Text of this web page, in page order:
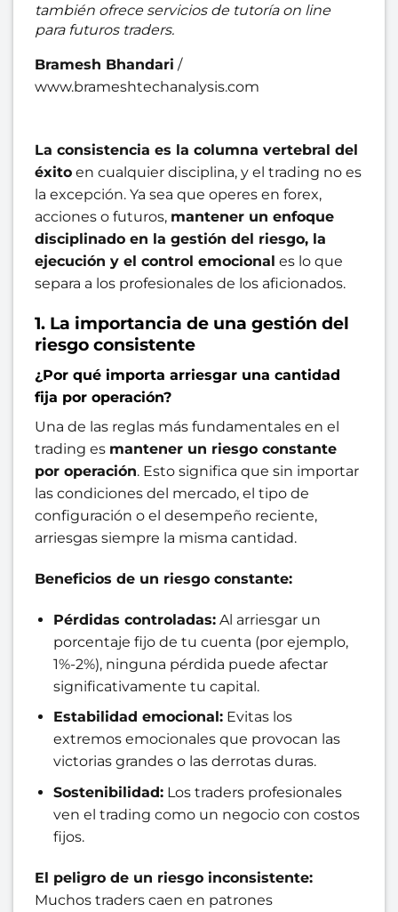
también ofrece servicios de tutoría on line
para futuros traders.
Bramesh Bhandari /
www.brameshtechanalysis.com
La consistencia es la columna vertebral del
éxito en cualquier disciplina, y el trading no es
la excepción. Ya sea que operes en forex,
acciones o futuros, mantener un enfoque
disciplinado en la gestión del riesgo, la
ejecución y el control emocional es lo que
separa a los profesionales de los aficionados.
1. La importancia de una gestión del
riesgo consistente
¿Por qué importa arriesgar una cantidad
fija por operación?
Una de las reglas más fundamentales en el
trading es mantener un riesgo constante
por operación. Esto significa que sin importar
las condiciones del mercado, el tipo de
configuración o el desempeño reciente,
arriesgas siempre la misma cantidad.
Beneficios de un riesgo constante:
Pérdidas controladas:Al arriesgar un
porcentaje fijo de tu cuenta (por ejemplo,
1%-2%), ninguna pérdida puede afectar
significativamente tu capital.
Estabilidad emocional:Evitas los
extremos emocionales que provocan las
victorias grandes o las derrotas duras.
Sostenibilidad:Los traders profesionales
ven el trading como un negocio con costos
fijos.
El peligro de un riesgo inconsistente:
Muchos traders caen en patrones